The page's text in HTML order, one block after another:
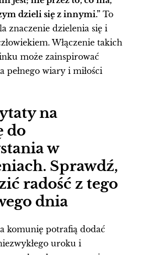
dzieli się z innymi.” To
znaczenie dzielenia się i
Włączenie takich
może zainspirować
pełnego wiary i miłości
na
do
w
Sprawdź,
radość z tego
dnia
komunię potrafią dodać
uroku i